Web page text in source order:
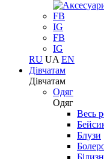
FB
IG
FB
IG
RU UA EN
Дівчатам
Дівчатам
Одяг
Одяг
Весь
Блузи